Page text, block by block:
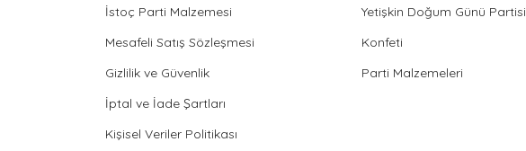
İstoç Parti Malzemesi
Mesafeli Satış Sözleşmesi
Gizlilik ve Güvenlik
İptal ve İade Şartları
Kişisel Veriler Politikası
Yetişkin Doğum Günü Partisi
Konfeti
Parti Malzemeleri